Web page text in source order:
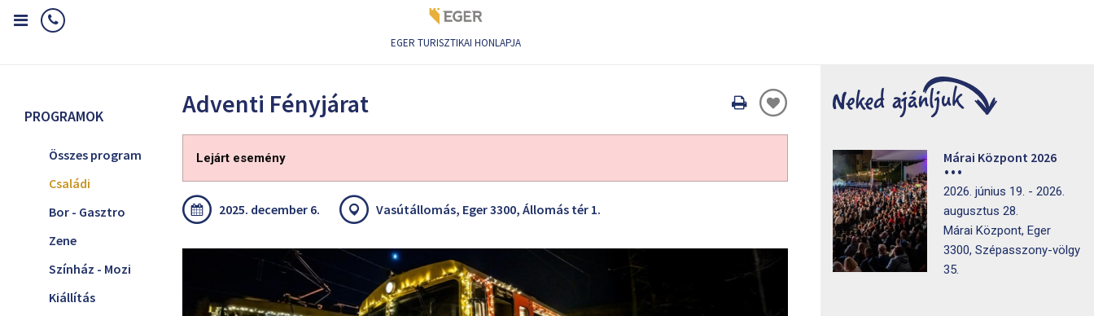
EGER TURISZTIKAI HONLAPJA
PROGRAMOK
Összes program
Családi
Bor - Gasztro
Zene
Színház - Mozi
Kiállítás
Adventi Fényjárat
Oldal
Lejárt esemény
2025. december 6. Vasútállomás, Eger 3300, Állomás tér 1.
Márai Központ 2026
2026. június 19. - 2026.
augusztus 28.
Márai Központ, Eger
3300, Szépasszony-völgy
35.